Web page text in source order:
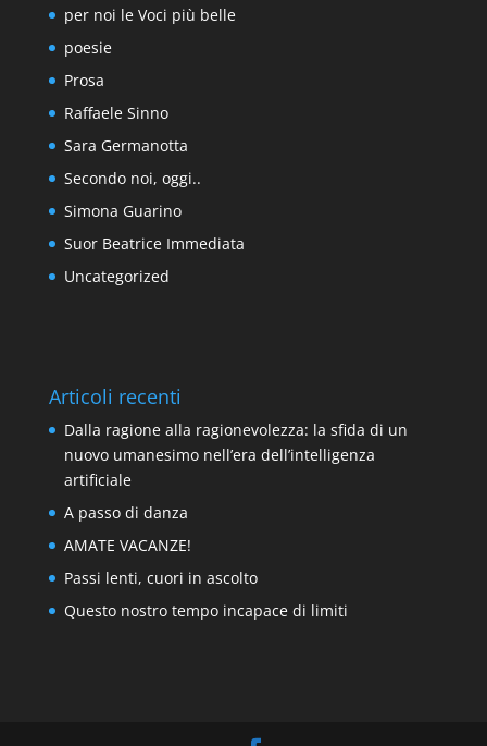
per noi le Voci più belle
poesie
Prosa
Raffaele Sinno
Sara Germanotta
Secondo noi, oggi..
Simona Guarino
Suor Beatrice Immediata
Uncategorized
Articoli recenti
Dalla ragione alla ragionevolezza: la sfida di un
nuovo umanesimo nell’era dell’intelligenza
artificiale
A passo di danza
AMATE VACANZE!
Passi lenti, cuori in ascolto
Questo nostro tempo incapace di limiti